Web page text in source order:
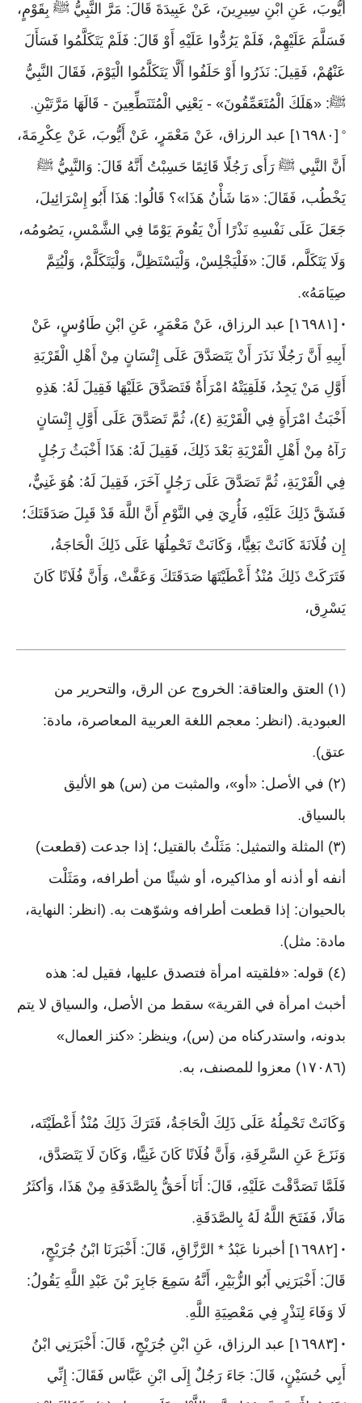
أَيُّوبَ، عَنِ ابْنِ سِيرِينَ، عَنْ عَبِيدَةَ قَالَ: مَرَّ النَّبِيُّ ﷺ بِقَوْمٍ،
فَسَلَّمَ عَلَيْهِمْ، فَلَمْ يَرُدُّوا عَلَيْهِ أَوْ قَالَ: فَلَمْ يَتَكَلَّمُوا فَسَأَلَ
عَنْهُمْ، فَقِيلَ: نَذَرُوا أَوْ حَلَفُوا أَلَّا يَتَكَلَّمُوا الْيَوْمَ، فَقَالَ النَّبِيُّ
ﷺ: «هَلَكَ الْمُتَعَمِّقُونَ» - يَعْنِي الْمُتَنَطِّعِينَ - قَالَهَا مَرَّتَيْنِ.
°
[١٦٩٨٠] عبد الرزاق، عَنْ مَعْمَرٍ، عَنْ أَيُّوبَ، عَنْ عِكْرِمَةَ،
أَنَّ النَّبِي ﷺ رَأَى رَجُلًا قَائِمًا حَسِبْتُ أَنَّهُ قَالَ: وَالنَّبِيُّ ﷺ
يَخْطُب، فَقَالَ: «مَا شَأْنُ هَذَا»؟ قَالُوا: هَذَا أَبُو إِسْرَائِيلَ،
جَعَلَ عَلَى نَفْسِهِ نَذْرًا أَنْ يَقُومَ يَوْمًا فِي الشَّمْسِ، يَصُومُه،
وَلَا يَتَكَلَّم، قَالَ: «فَلْيَجْلِسْ، وَلْيَسْتَظِلَّ، وَلْيَتَكَلَّمْ، وَلْيُتِمَّ
صِيَامَهُ».
•
[١٦٩٨١] عبد الرزاق، عَنْ مَعْمَرٍ، عَنِ ابْنِ طَاوُسٍ، عَنْ
أَبِيهِ أَنَّ رَجُلًا نَذَرَ أَنْ يَتَصَدَّقَ عَلَى إِنْسَانٍ مِنْ أَهْلِ الْقَرْيَةِ
أَوَّلِ مَنْ يَجِدُ، فَلَقِيَتْهُ امْرَأَةٌ فَتَصَدَّقَ عَلَيْهَا فَقِيلَ لَهُ: هَذِهِ
أَخْبَثُ امْرَأَةٍ فِي الْقَرْيَةِ (٤)، ثُمَّ تَصَدَّقَ عَلَى أَوَّلِ إِنْسَانٍ
رَآهُ مِنْ أَهْلِ الْقَرْيَةِ بَعْدَ ذَلِكَ، فَقِيلَ لَهُ: هَذَا أَخْبَثُ رَجُلٍ
فِي الْقَرْيَةِ، ثُمَّ تَصَدَّقَ عَلَى رَجُلٍ آخَرَ، فَقِيلَ لَهُ: هُوَ غَنِيٌّ،
فَشَقَّ ذَلِكَ عَلَيْهِ، فَأُرِيَ فِي النَّوْمِ أَنَّ اللَّهَ قَدْ قَبِلَ صَدَقَتَكَ؛
إِن فُلَانَةَ كَانَتْ بَغِيًّا، وَكَانَتْ تَحْمِلُهَا عَلَى ذَلِكَ الْحَاجَةُ،
فَتَرَكَتْ ذَلِكَ مُنْذُ أَعْطَيْتَهَا صَدَقَتَكَ وَعَفَّتْ، وَأَنَّ فُلَانًا كَانَ
يَسْرِق،
(١) العتق والعتاقة: الخروج عن الرق، والتحرير من
العبودية. (انظر: معجم اللغة العربية المعاصرة، مادة:
عتق).
(٢) في الأصل: «أو»، والمثبت من (س) هو الأليق
بالسياق.
(٣) المثلة والتمثيل: مَثَلْتُ بالقتيل؛ إذا جدعت (قطعت)
أنفه أو أذنه أو مذاكيره، أو شيئًا من أطرافه، ومَثَلْت
بالحيوان: إذا قطعت أطرافه وشوّهت به. (انظر: النهاية،
مادة: مثل).
(٤) قوله: «فلقيته امرأة فتصدق عليها، فقيل له: هذه
أخبث امرأة في القرية» سقط من الأصل، والسياق لا يتم
بدونه، واستدركناه من (س)، وينظر: «كنز العمال»
(١٧٠٨٦) معزوا للمصنف، به
.
وَكَانَتْ تَحْمِلُهُ عَلَى ذَلِكَ الْحَاجَةُ، فَتَرَكَ ذَلِكَ مُنْذُ أَعْطَيْتَه،
وَنَزَعَ عَنِ السَّرِقَةِ، وَأَنَّ فُلَانًا كَانَ غَنِيًّا، وَكَانَ لَا يَتَصَدَّق،
فَلَمَّا تَصَدَّقْتَ عَلَيْهِ، قَالَ: أَنَا أَحَقُّ بِالصَّدَقَةِ مِنْ هَذَا، وَأكثَرُ
مَالًا، فَفَتَحَ اللَّهُ لَهُ بِالصَّدَقَةِ.
•
[١٦٩٨٢] أخبرنا عَبْدُ * الرَّزَّاقِ، قَالَ: أَخْبَرَنَا ابْنُ جُرَيْجٍ،
قَالَ: أَخْبَرَنِي أَبُو الزُّبَيْرِ، أَنَّهُ سَمِعَ جَابِرَ بْنَ عَبْدِ اللَّهِ يَقُولُ:
لَا وَفَاءَ لِنَذْرٍ فِي مَعْصِيَةِ اللَّهِ.
•
[١٦٩٨٣] عبد الرزاق، عَنِ ابْنِ جُرَيْجٍ، قَالَ: أَخْبَرَنِي ابْنُ
أَبِي حُسَيْنٍ، قَالَ: جَاءَ رَجُلٌ إِلَى ابْنِ عَبَّاس فَقَالَ: إِنِّي